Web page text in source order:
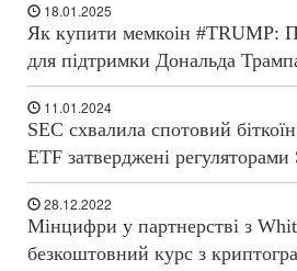
18.01.2025
Як купити мемкоін #TRUMP:
для підтримки Дональда
11.01.2024
SEC схвалила спотовий
ETF затверджені
28.12.2022
Мінцифри у партнерстві з
безкоштовний курс з